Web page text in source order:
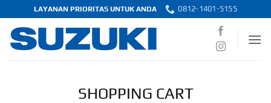
to
content
LAYANAN PRIORITAS UNTUK ANDA 0812-1401-5155
SHOPPING CART